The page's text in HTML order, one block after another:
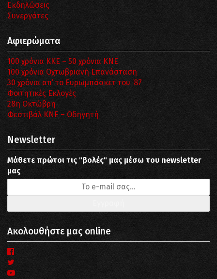
Εκδηλώσεις
Συνεργάτες
Αφιερώματα
100 χρόνια ΚΚΕ – 50 χρόνια ΚΝΕ
100 χρόνια Οχτωβριανή Επανάσταση
30 χρόνια απ’ το Ευρωμπάσκετ του ΄87
Φοιτητικές Εκλογές
28η Οκτώβρη
Φεστιβάλ ΚΝΕ – Οδηγητή
Newsletter
Μάθετε πρώτοι τις "βολές" μας μέσω του newsletter
μας
Ακολουθήστε μας online